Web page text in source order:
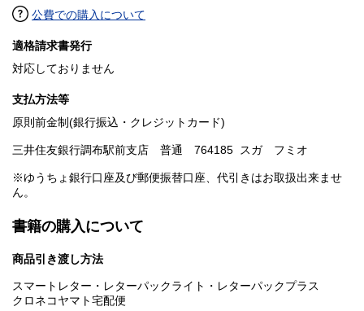
公費での購入について
適格請求書発行
対応しておりません
支払方法等
原則前金制(銀行振込・クレジットカード)
三井住友銀行調布駅前支店 普通 764185 スガ フミオ
※ゆうちょ銀行口座及び郵便振替口座、代引きはお取扱出来ませ
ん。
書籍の購入について
商品引き渡し方法
スマートレター・レターパックライト・レターパックプラス
クロネコヤマト宅配便